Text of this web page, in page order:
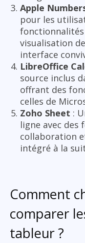
Apple
pour les
visualisation
interface
LibreOffice
source inclus
offrant des
celles de
Zoho Sheet :
ligne avec des
collaboration
intégré à la
Comment
comparer
tableur ?